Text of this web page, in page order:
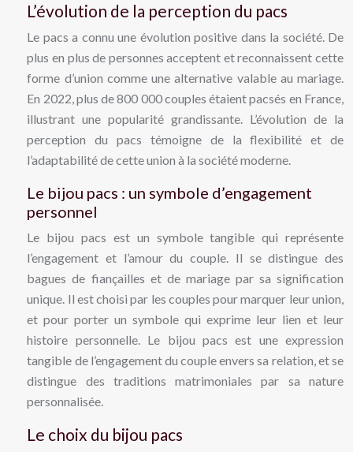
L’évolution de la perception du pacs
Le pacs a connu une évolution positive dans la société. De
plus en plus de personnes acceptent et reconnaissent cette
forme d’union comme une alternative valable au mariage.
En 2022, plus de 800 000 couples étaient pacsés en France,
illustrant une popularité grandissante. L’évolution de la
perception du pacs témoigne de la flexibilité et de
l’adaptabilité de cette union à la société moderne.
Le bijou pacs : un symbole d’engagement
personnel
Le bijou pacs est un symbole tangible qui représente
l’engagement et l’amour du couple. Il se distingue des
bagues de fiançailles et de mariage par sa signification
unique. Il est choisi par les couples pour marquer leur union,
et pour porter un symbole qui exprime leur lien et leur
histoire personnelle. Le bijou pacs est une expression
tangible de l’engagement du couple envers sa relation, et se
distingue des traditions matrimoniales par sa nature
personnalisée.
Le choix du bijou pacs